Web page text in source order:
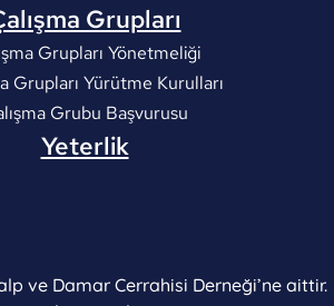
Grupları
Grupları Yönetmeliği
Grupları Yürütme Kurulları
Grubu Başvurusu
Yeterlik
ve Damar Cerrahisi Derneği’ne aittir.